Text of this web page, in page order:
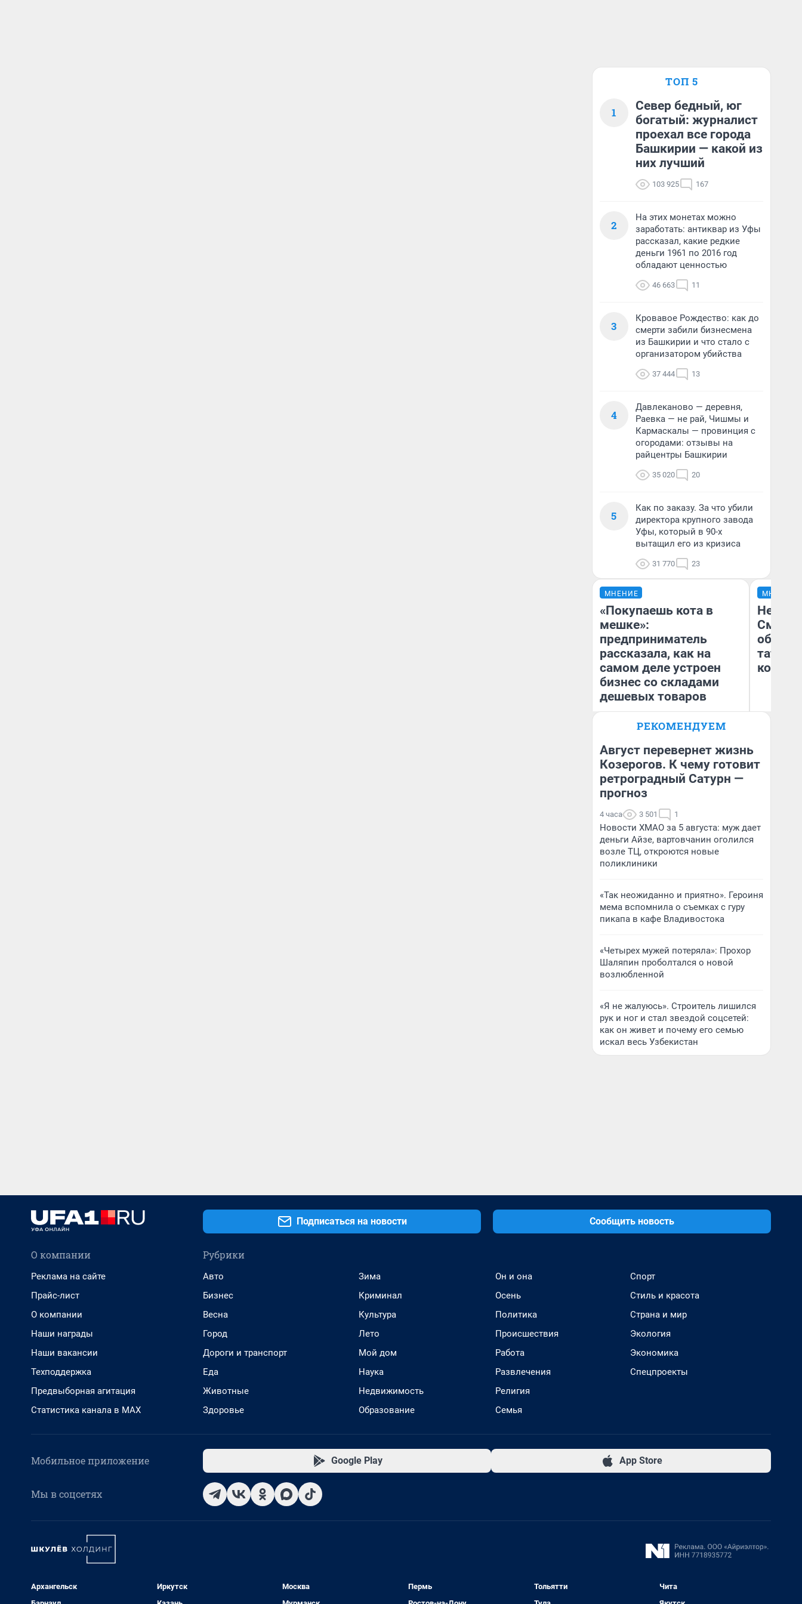
ТОП 5
1
Север бедный, юг
богатый: журналист
проехал все города
Башкирии — какой из
них лучший
103 925 167
2
На этих монетах можно
заработать: антиквар из Уфы
рассказал, какие редкие
деньги 1961 по 2016 год
обладают ценностью
46 663 11
3
Кровавое Рождество: как до
смерти забили бизнесмена
из Башкирии и что стало с
организатором убийства
37 444 13
4
Давлеканово — деревня,
Раевка — не рай, Чишмы и
Кармаскалы — провинция с
огородами: отзывы на
райцентры Башкирии
35 020 20
5
Как по заказу. За что убили
директора крупного завода
Уфы, который в 90-х
вытащил его из кризиса
31 770 23
МНЕНИЕ
«Покупаешь кота в
мешке»:
предприниматель
рассказала, как на
самом деле устроен
бизнес со складами
дешевых товаров
Наталья Шорохова
деньги соцразвития
МНЕНИЕ
РЕКОМЕНДУЕМ
Август перевернет жизнь
Козерогов. К чему готовит
ретроградный Сатурн —
прогноз
4 часа 3 501 1
Новости ХМАО за 5 августа: муж дает
деньги Айзе, вартовчанин оголился
возле ТЦ, откроются новые
поликлиники
«Так неожиданно и приятно». Героиня
мема вспомнила о съемках с гуру
пикапа в кафе Владивостока
«Четырех мужей потеряла»: Прохор
Шаляпин проболтался о новой
возлюбленной
«Я не жалуюсь». Строитель лишился
рук и ног и стал звездой соцсетей:
как он живет и почему его семью
искал весь Узбекистан
Подписаться на новости Сообщить новость
О компании
Реклама на сайте
Прайс-лист
О компании
Наши награды
Наши вакансии
Техподдержка
Предвыборная агитация
Статистика канала в MAX
Рубрики
Авто
Бизнес
Весна
Город
Дороги и транспорт
Еда
Животные
Здоровье
Зима
Криминал
Культура
Лето
Мой дом
Наука
Недвижимость
Образование
Он и она
Осень
Политика
Происшествия
Работа
Развлечения
Религия
Семья
Спорт
Стиль и красота
Страна и мир
Экология
Экономика
Спецпроекты
Мобильное приложение Google Play App Store
Мы в соцсетях
Архангельск
Иркутск
Москва
Пермь
Тольятти
Чита